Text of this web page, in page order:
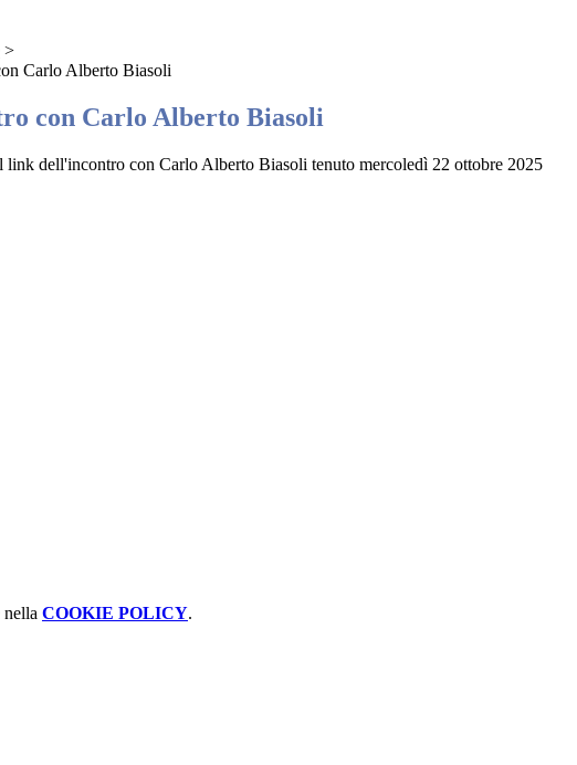
>
Carlo Alberto Biasoli
con Carlo Alberto Biasoli
link dell'incontro con Carlo Alberto Biasoli tenuto mercoledì 22 ottobre 2025
COOKIE POLICY.